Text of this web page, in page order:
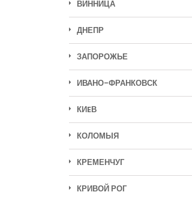
ВИННИЦА
ДНЕПР
ЗАПОРОЖЬЕ
ИВАНО-ФРАНКОВСК
КИEВ
КОЛОМЫЯ
КРЕМЕНЧУГ
КРИВОЙ РОГ